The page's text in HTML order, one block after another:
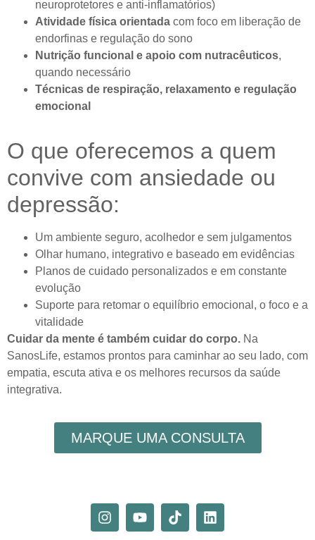
neuroprotetores e anti-inflamatórios)
Atividade física orientada com foco em liberação de
endorfinas e regulação do sono
Nutrição funcional e apoio com nutracêuticos,
quando necessário
Técnicas de respiração, relaxamento e regulação
emocional
O que oferecemos a quem
convive com ansiedade ou
depressão:
Um ambiente seguro, acolhedor e sem julgamentos
Olhar humano, integrativo e baseado em evidências
Planos de cuidado personalizados e em constante
evolução
Suporte para retomar o equilíbrio emocional, o foco e a
vitalidade
Cuidar da mente é também cuidar do corpo. Na
SanosLife, estamos prontos para caminhar ao seu lado, com
empatia, escuta ativa e os melhores recursos da saúde
integrativa.
MARQUE UMA CONSULTA